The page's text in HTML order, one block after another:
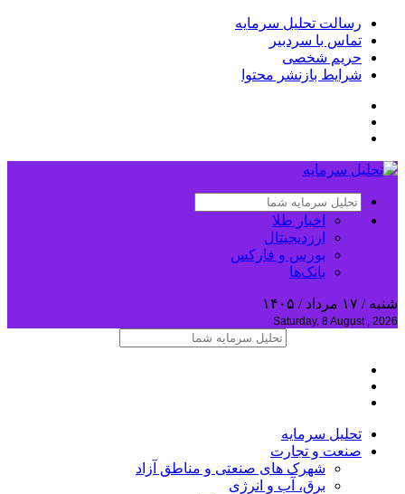
رسالت تحلیل سرمایه
تماس با سردبیر
حریم شخصی
شرایط بازنشر محتوا
اخبار طلا
ارزدیجیتال
بورس و فارکس
بانک‌ها
شنبه / ۱۷ مرداد / ۱۴۰۵
Saturday, 8 August , 2026
تحلیل‌ سرمایه
صنعت و تجارت
شهرک های صنعتی و مناطق آزاد
برق، آب و انرژی